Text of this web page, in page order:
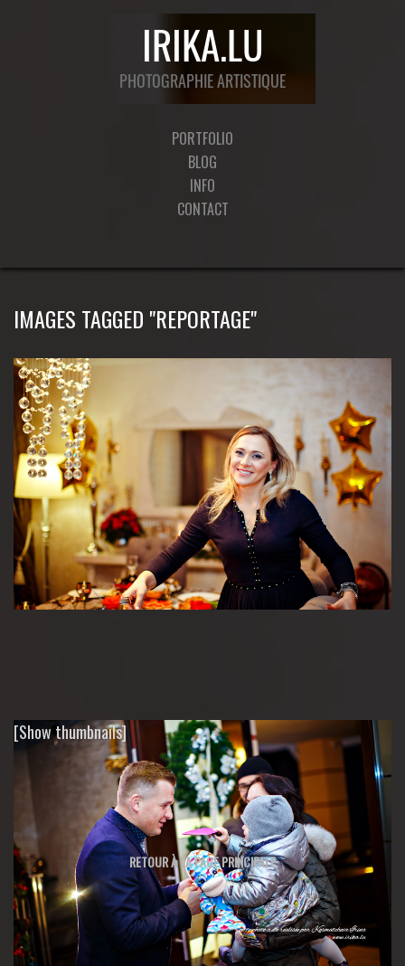
PORTFOLIO
BLOG
INFO
CONTACT
IMAGES TAGGED "REPORTAGE"
[Show thumbnails]
RETOUR À LA PAGE PRINCIPALE